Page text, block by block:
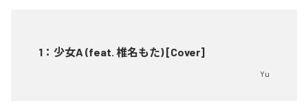
1 ： 少女A (feat. 椎名もた) [Cover]
Yu